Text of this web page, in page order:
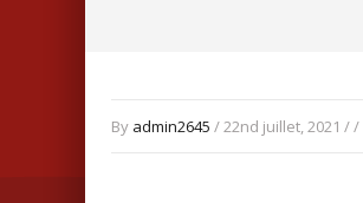
By admin2645 / 22nd juillet, 2021 / /